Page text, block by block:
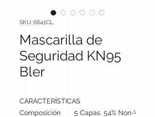
SKU: 6641CL
Mascarilla de
Seguridad KN95
Bler
CARACTERÍSTICAS
Composición
5 Capas. 54% Non-